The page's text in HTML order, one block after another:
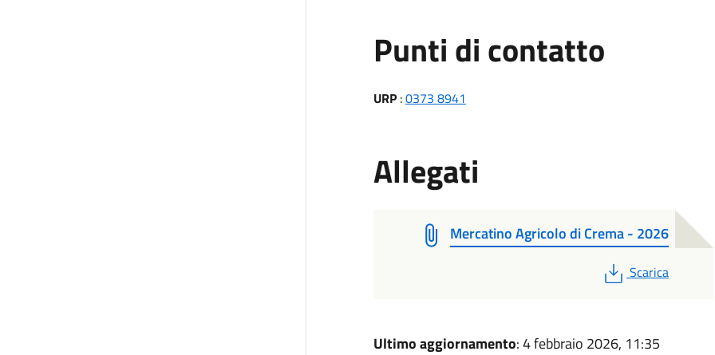
Punti di contatto
URP:0373 8941
Allegati
Mercatino Agricolo di Crema - 2026
PDF
Scarica
Ultimo aggiornamento: 4 febbraio 2026, 11:35